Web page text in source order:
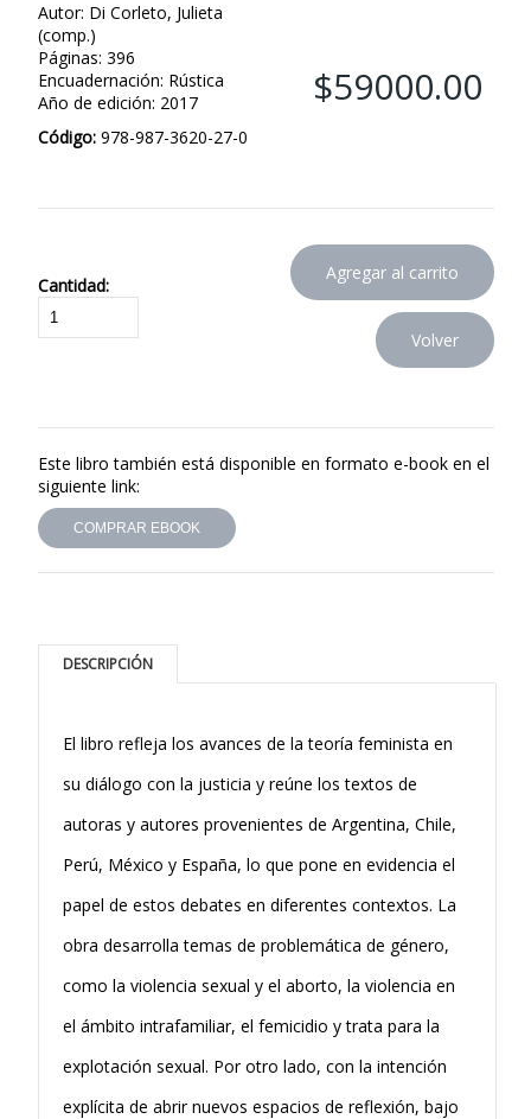
Autor: Di Corleto, Julieta
(comp.)
Páginas: 396
Encuadernación: Rústica
Año de edición: 2017
Código: 978-987-3620-27-0
$59000.00
Cantidad:
Este libro también está disponible en formato e-book en el
siguiente link:
COMPRAR EBOOK
DESCRIPCIÓN
El libro refleja los avances de la teoría feminista en
su diálogo con la justicia y reúne los textos de
autoras y autores provenientes de Argentina, Chile,
Perú, México y España, lo que pone en evidencia el
papel de estos debates en diferentes contextos. La
obra desarrolla temas de problemática de género,
como la violencia sexual y el aborto, la violencia en
el ámbito intrafamiliar, el femicidio y trata para la
explotación sexual. Por otro lado, con la intención
explícita de abrir nuevos espacios de reflexión, bajo